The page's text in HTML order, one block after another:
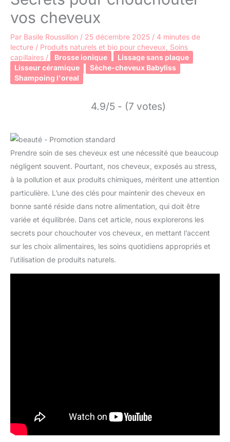
vos cheveux
Par Basile Roussillon / 25 décembre 2025 / 4 minutes de
lecture / Produits naturels et bio pour cheveux Soins
capillaires / Brosse ionique
Lissage sans plaque
Lisseur céramique
Sèche-cheveux Babyliss
Shampoing l'oreal
4.9/5 - (7 votes)
Prendre soin de ses cheveux est une nécessité que beaucoup
négligent souvent. Pourtant, nos cheveux, exposés au stress,
à la pollution et aux produits chimiques, méritent une attention
particulière. L’une des clés pour maintenir des cheveux en
bonne santé réside dans notre alimentation, qui doit être
variée et équilibrée. Dans cet article, nous explorerons les
secrets pour chouchouter vos cheveux, en mettant l’accent
sur les choix alimentaires, les soins quotidiens appropriés et
l’utilisation de produits naturels.